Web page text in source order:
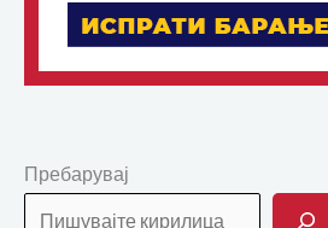
Пребарувај